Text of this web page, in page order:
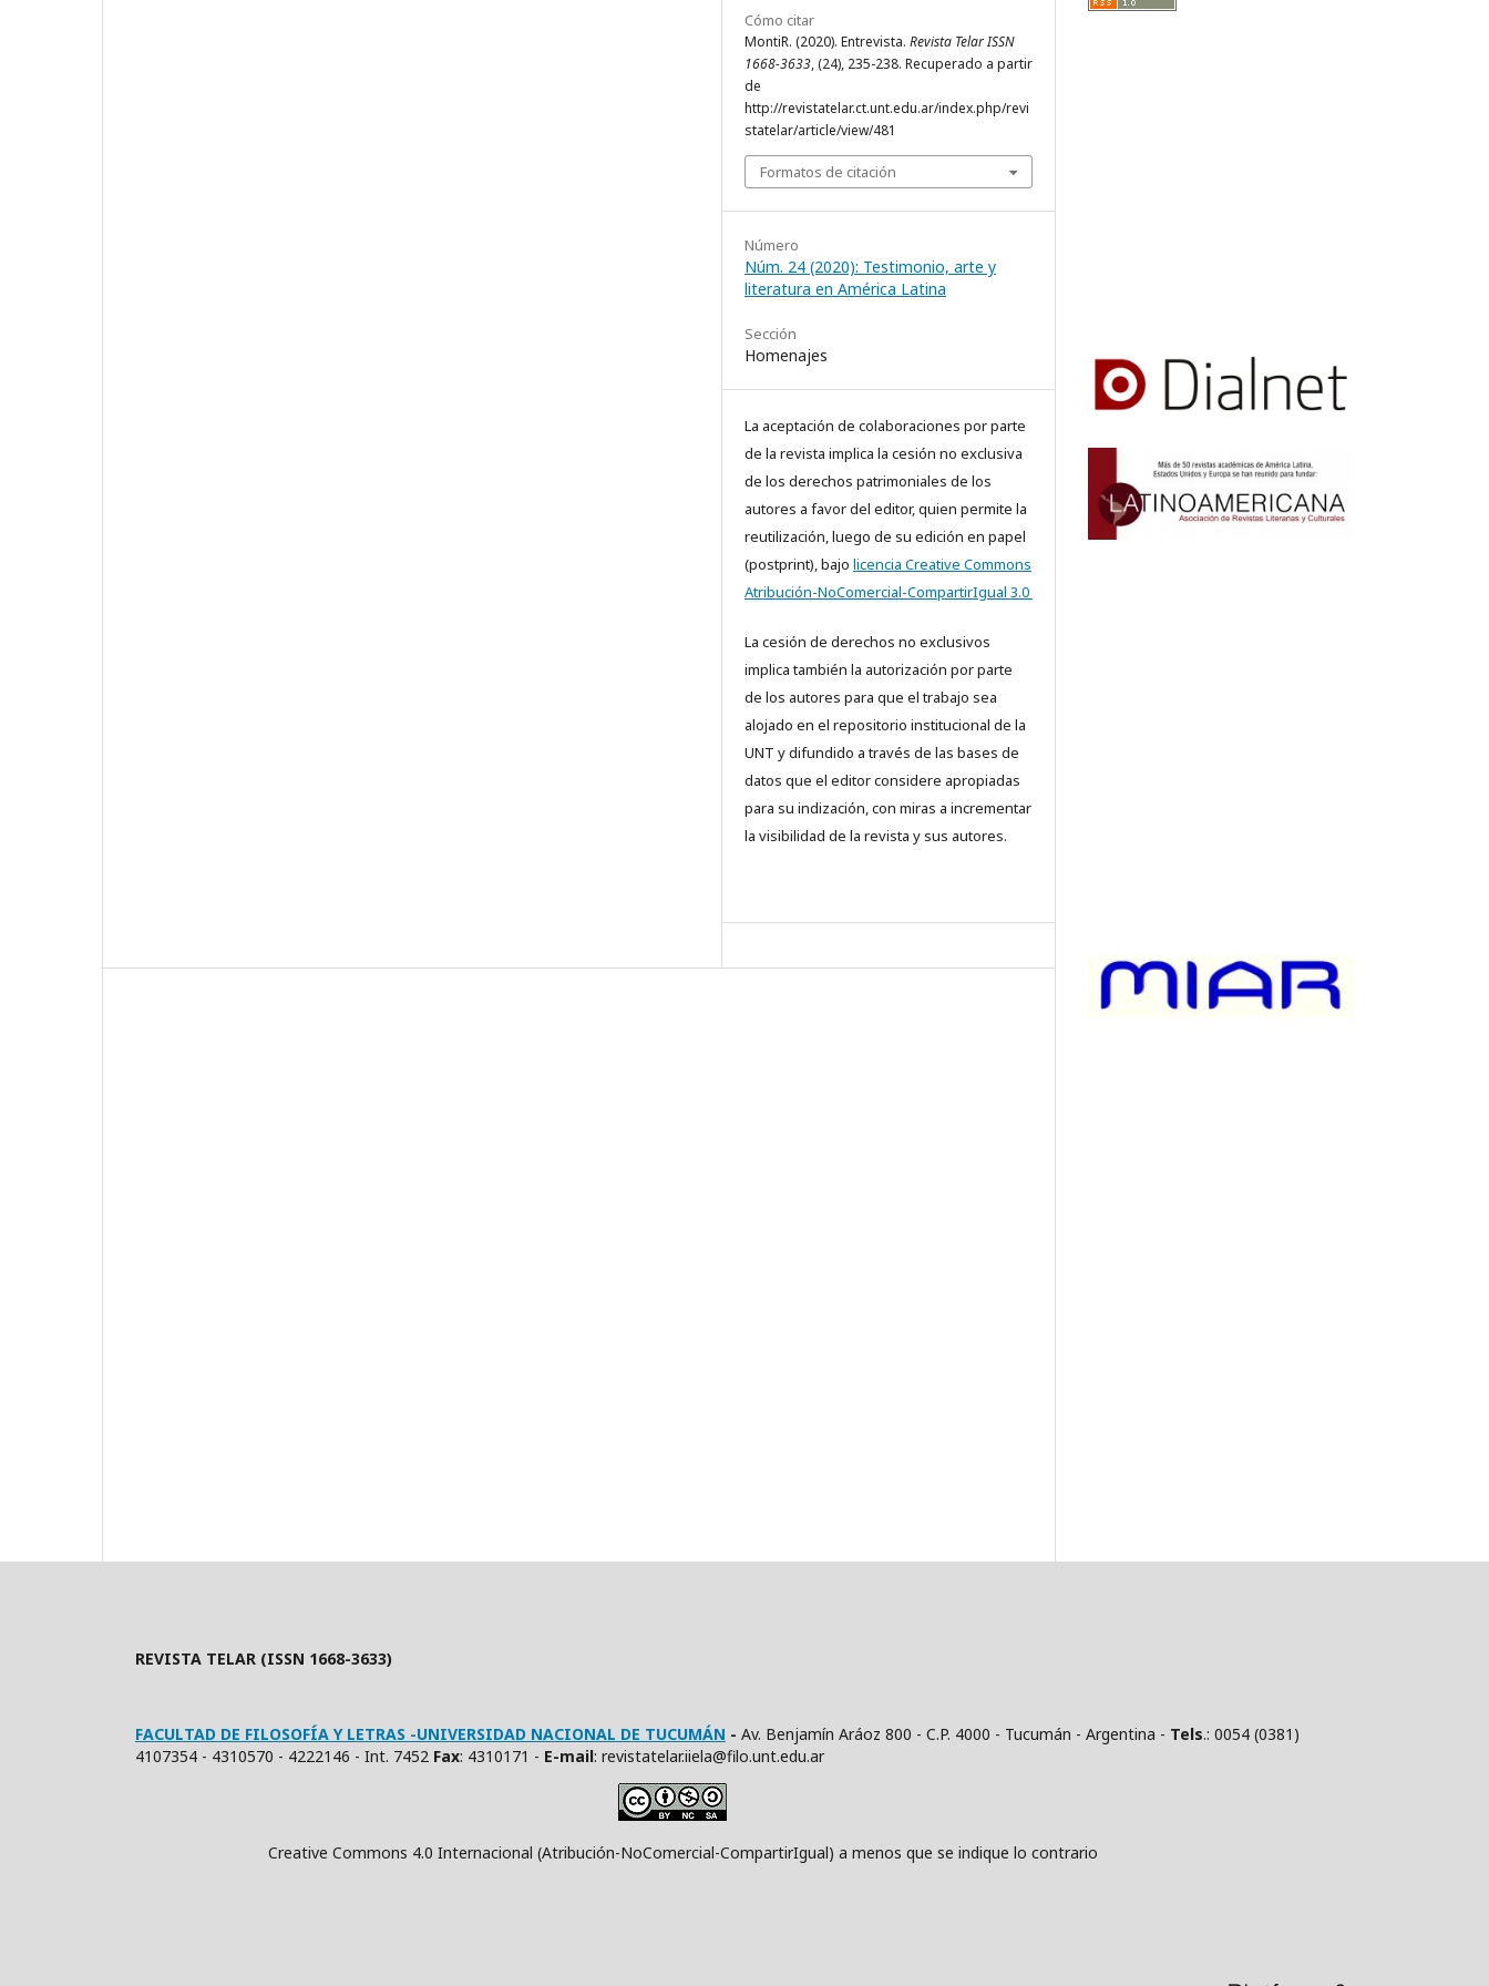
Cómo citar
MontiR. (2020). Entrevista. Revista Telar ISSN
1668-3633, (24), 235-238. Recuperado a partir
de
http://revistatelar.ct.unt.edu.ar/index.php/revi
statelar/article/view/481
Formatos de citación
Número
Núm. 24 (2020): Testimonio, arte y
literatura en América Latina
Sección
Homenajes
La aceptación de colaboraciones por parte
de la revista implica la cesión no exclusiva
de los derechos patrimoniales de los
autores a favor del editor, quien permite la
reutilización, luego de su edición en papel
(postprint), bajo licencia Creative Commons
Atribución-NoComercial-CompartirIgual 3.0
La cesión de derechos no exclusivos
implica también la autorización por parte
de los autores para que el trabajo sea
alojado en el repositorio institucional de la
UNT y difundido a través de las bases de
datos que el editor considere apropiadas
para su indización, con miras a incrementar
la visibilidad de la revista y sus autores.
REVISTA TELAR (ISSN 1668-3633)
FACULTAD DE FILOSOFÍA Y LETRAS -UNIVERSIDAD NACIONAL DE TUCUMÁN - Av. Benjamín Aráoz 800 - C.P. 4000 - Tucumán - Argentina - Tels.: 0054 (0381)
4107354 - 4310570 - 4222146 - Int. 7452 Fax: 4310171 - E-mail: revistatelar.iiela@filo.unt.edu.ar
Creative Commons 4.0 Internacional (Atribución-NoComercial-CompartirIgual) a menos que se indique lo contrario